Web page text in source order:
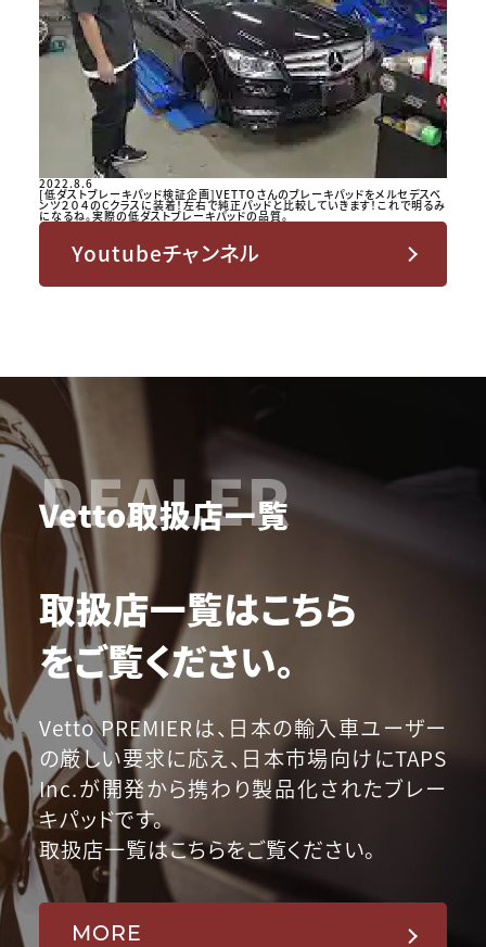
2022.8.6
[低ダストブレーキパッド検証企画]VETTOさんのブレーキパッドをメルセデスベ
ンツ２０４のCクラスに装着！左右で純正パッドと比較していきます！これで明るみ
になるね。実際の低ダストブレーキパッドの品質。
Youtubeチャンネル
DEALER
Vetto取扱店一覧
取扱店一覧はこちら
をご覧ください。
Vetto PREMIERは、日本の輸入車ユーザー
の厳しい要求に応え、日本市場向けにTAPS
Inc.が開発から携わり製品化されたブレー
キパッドです。
取扱店一覧はこちらをご覧ください。
MORE